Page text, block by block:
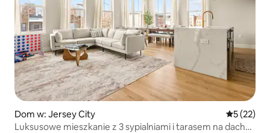
Dom w: Jersey City Średnia
5 (22)
Luksusowe mieszkanie z 3 sypialniami i tarasem na dachu